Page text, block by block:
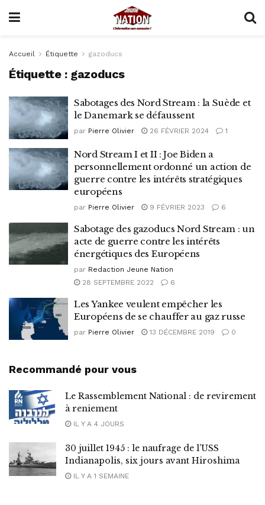
Accueil Étiquette gazoducs
Étiquette : gazoducs
Sabotages des Nord Stream : la Suède et
le Danemark se défaussent
par Pierre Olivier 26 FÉVRIER 2024 1
Nord Stream I et II : Joe Biden a
personnellement ordonné un action de
guerre contre les intérêts stratégiques
européens
par Pierre Olivier 9 FÉVRIER 2023 6
Sabotage des gazoducs Nord Stream : un
acte de guerre contre les intérêts
énergétiques des Européens
par Redaction Jeune Nation
28 SEPTEMBRE 2022
6
Les Yankee veulent empêcher les
Européens de se chauffer au gaz russe
par Pierre Olivier 13 DÉCEMBRE 2019 0
Recommandé pour vous
Le Rassemblement National : de revirement
à reniement
IL Y A 4 JOURS
30 juillet 1945 : le naufrage de l’USS
Indianapolis, six jours avant Hiroshima
IL Y A 1 SEMAINE